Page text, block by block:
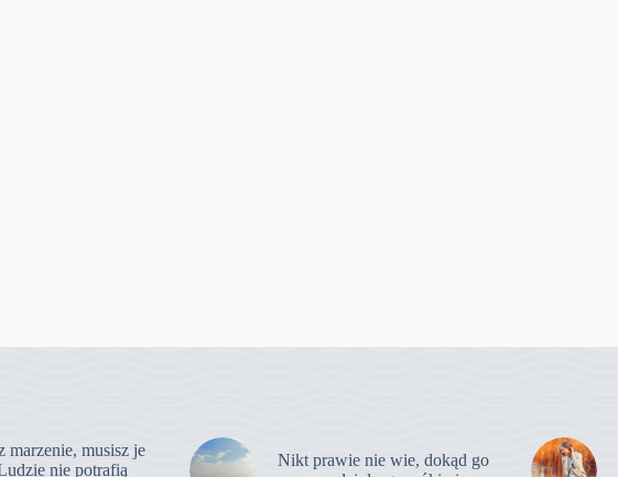
marzenie, musisz je
nie potrafią
Nikt prawie nie wie, dokąd go